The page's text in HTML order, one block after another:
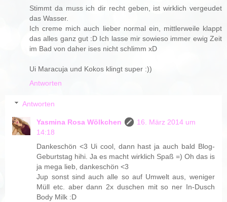
Stimmt da muss ich dir recht geben, ist wirklich vergeudet
das Wasser.
Ich creme mich auch lieber normal ein, mittlerweile klappt
das alles ganz gut :D Ich lasse mir sowieso immer ewig Zeit
im Bad von daher ises nicht schlimm xD
Ui Maracuja und Kokos klingt super :))
Antworten
Antworten
Yasmina Rosa Wölkchen
16. März 2014 um
14:18
Dankeschön <3 Ui cool, dann hast ja auch bald Blog-
Geburtstag hihi. Ja es macht wirklich Spaß =) Oh das is
ja mega lieb, dankeschön <3
Jup sonst sind auch alle so auf Umwelt aus, weniger
Müll etc. aber dann 2x duschen mit so ner In-Dusch
Body Milk :D